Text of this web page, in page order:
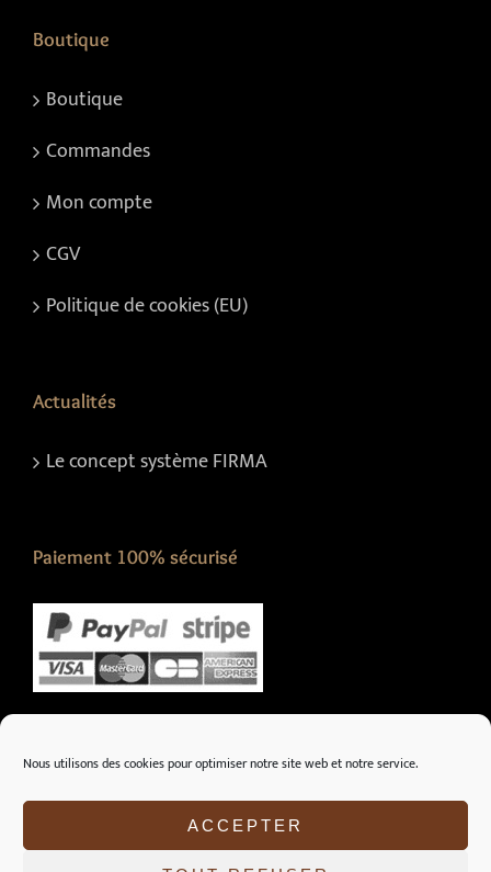
Nous utilisons des cookies pour optimiser notre site web et notre service.
ACCEPTER
Boutique
Boutique
Commandes
Mon compte
CGV
Politique de cookies (EU)
Actualités
Le concept système FIRMA
Paiement 100% sécurisé
Nous suivre sur :